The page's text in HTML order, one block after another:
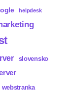
helpdesk
slovensko
webstranka